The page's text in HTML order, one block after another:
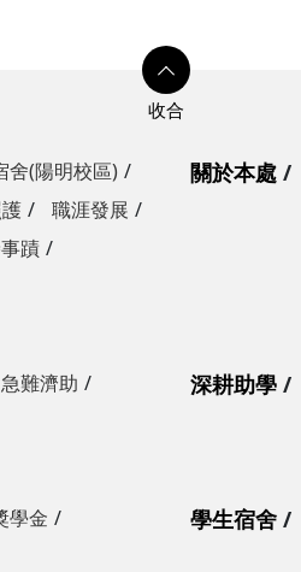
舍(陽明校區)
職涯發展
蹟
關於本處
急難濟助
深耕助學
學金
學生宿舍